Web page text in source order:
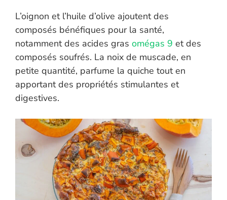
L’oignon et l’huile d’olive ajoutent des
composés bénéfiques pour la santé,
notamment des acides gras omégas 9 et des
composés soufrés. La noix de muscade, en
petite quantité, parfume la quiche tout en
apportant des propriétés stimulantes et
digestives.